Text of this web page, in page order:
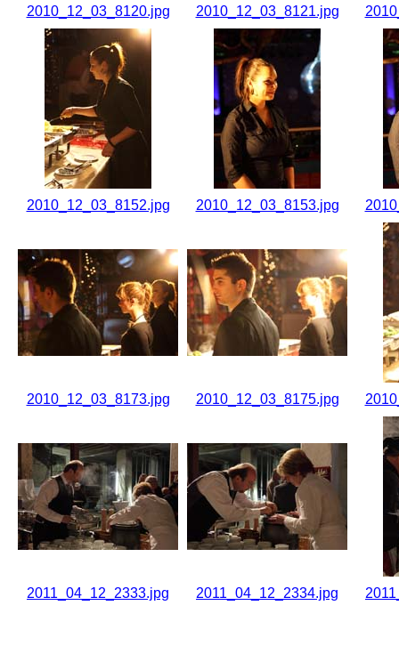
2010_12_03_8120.jpg 2010_12_03_8121.jpg
2010_12_03_8152.jpg 2010_12_03_8153.jpg
2010_12_03_8173.jpg 2010_12_03_8175.jpg
2011_04_12_2333.jpg 2011_04_12_2334.jpg